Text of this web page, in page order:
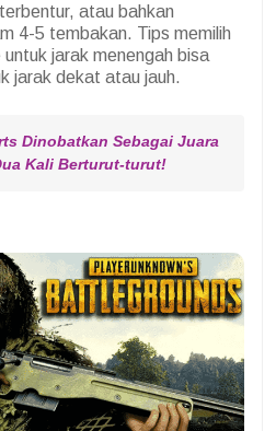
atau bahkan
4-5 tembakan. Tips memilih
jarak menengah bisa
jarak dekat atau jauh.
Dinobatkan Sebagai Juara
Kali Berturut-turut!